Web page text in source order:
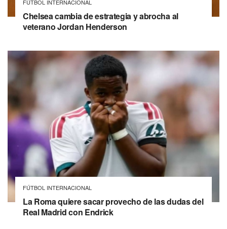
FÚTBOL INTERNACIONAL
Chelsea cambia de estrategia y abrocha al
veterano Jordan Henderson
FÚTBOL INTERNACIONAL
La Roma quiere sacar provecho de las dudas del
Real Madrid con Endrick